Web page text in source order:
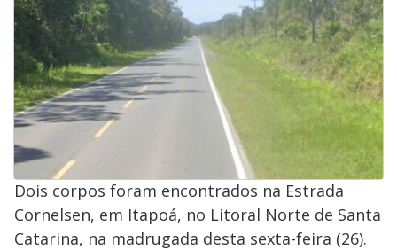
Dois corpos foram encontrados na Estrada
Cornelsen, em Itapoá, no Litoral Norte de Santa
Catarina, na madrugada desta sexta-feira (26).